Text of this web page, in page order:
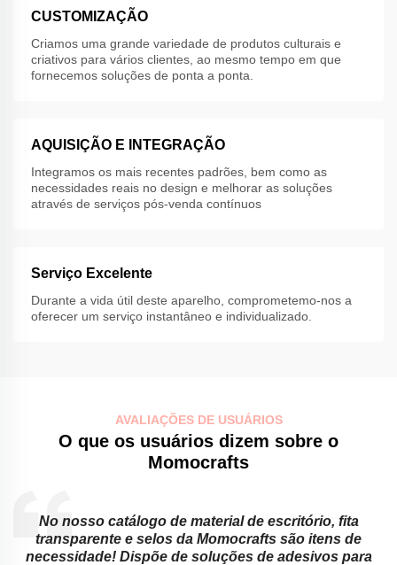
CUSTOMIZAÇÃO
Criamos uma grande variedade de produtos culturais e
criativos para vários clientes, ao mesmo tempo em que
fornecemos soluções de ponta a ponta.
AQUISIÇÃO E INTEGRAÇÃO
Integramos os mais recentes padrões, bem como as
necessidades reais no design e melhorar as soluções
através de serviços pós-venda contínuos
Serviço Excelente
Durante a vida útil deste aparelho, comprometemo-nos a
oferecer um serviço instantâneo e individualizado.
AVALIAÇÕES DE USUÁRIOS
O que os usuários dizem sobre o
Momocrafts
No nosso catálogo de material de escritório, fita
transparente e selos da Momocrafts são itens de
necessidade! Dispõe de soluções de adesivos para